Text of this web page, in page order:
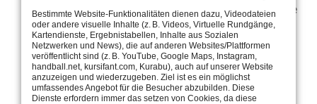
die Glastür zu Toiletten und Männerumkleide
wird mit dem Chip geöffnet.
die Männerumkleide wird nicht abgeschlossen.
die Damenumkleidewird über das Touchpad
geöffnet. Das Passwort ist nur in der Mail an
weibliche Mitglieder.
Bestimmte Website-Funktionalitäten dienen dazu, Videodateien
oder andere visuelle Inhalte (z. B. Videos, Virtuelle Rundgänge,
Kartendienste, Ergebnistabellen, Inhalte aus Sozialen
Netzwerken und News), die auf anderen Websites/Plattformen
veröffentlicht sind (z. B. YouTube, Google Maps, Instagram,
handball.net, kursifant.com, Kurabu), auch auf unserer Website
anzuzeigen und wiederzugeben. Ziel ist es ein möglichst
umfassendes Angebot für die Besucher abzubilden. Diese
Dienste erfordern immer das setzen von Cookies, da diese